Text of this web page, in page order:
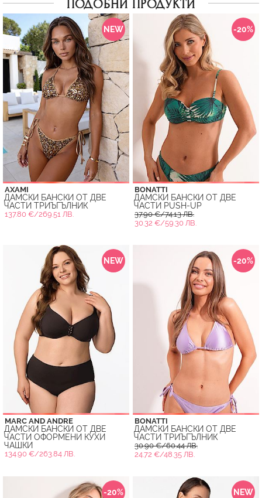
ПОДОБНИ ПРОДУКТИ
NEW
AXAMI
ДАМСКИ БАНСКИ ОТ ДВЕ
ЧАСТИ ТРИЪГЪЛНИК
137.80 €/269.51 ЛВ.
-20%
BONATTI
ДАМСКИ БАНСКИ ОТ ДВЕ
ЧАСТИ PUSH-UP
37.90 €/74.13 ЛВ.
30.32 €/59.30 ЛВ.
NEW
MARC AND ANDRE
ДАМСКИ БАНСКИ ОТ ДВЕ
ЧАСТИ ОФОРМЕНИ КУХИ
ЧАШКИ
134.90 €/263.84 ЛВ.
-20%
BONATTI
ДАМСКИ БАНСКИ ОТ ДВЕ
ЧАСТИ ТРИЪГЪЛНИК
30.90 €/60.44 ЛВ.
24.72 €/48.35 ЛВ.
-20% NEW